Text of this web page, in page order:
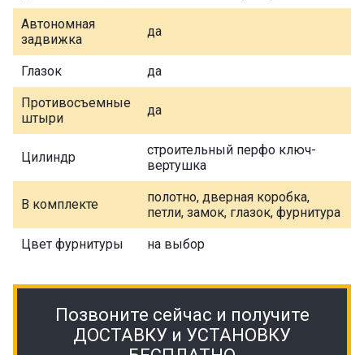
Автономная
задвижка
да
Глазок да
Противосъемные
штыри
да
Цилиндр
строительный перфо ключ-
вертушка
В комплекте
полотно, дверная коробка,
петли, замок, глазок, фурнитура
Цвет фурнитуры на выбор
Позвоните сейчас и получите
ДОСТАВКУ и УСТАНОВКУ